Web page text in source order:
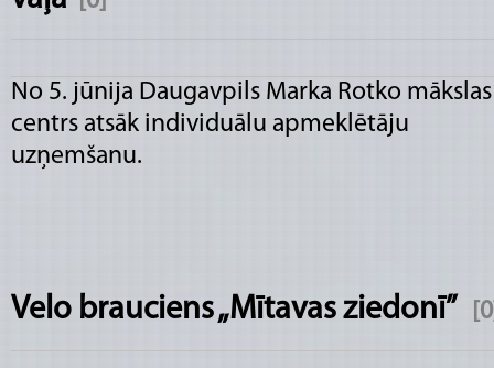
No 5. jūnija Daugavpils Marka Rotko mākslas
centrs atsāk individuālu apmeklētāju
uzņemšanu.
Velo brauciens „Mītavas ziedonī”